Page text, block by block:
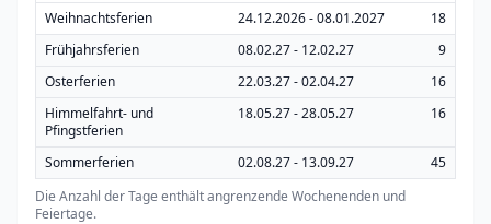
Weihnachtsferien
24.12.2026 - 08.01.2027
18
Frühjahrsferien
08.02.27 - 12.02.27
9
Osterferien
22.03.27 - 02.04.27
16
Himmelfahrt- und
Pfingstferien
18.05.27 - 28.05.27 16
Sommerferien 02.08.27 - 13.09.27
45
Die Anzahl der Tage enthält angrenzende Wochenenden und
Feiertage.